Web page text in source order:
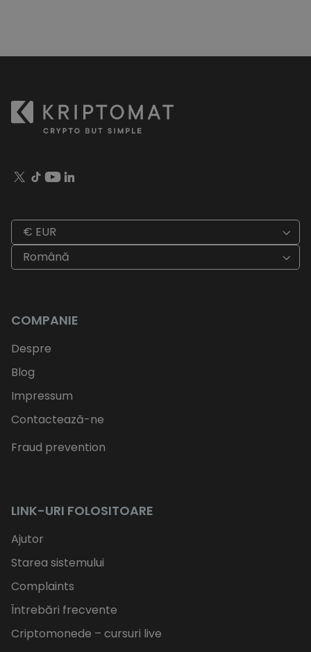
€ EUR
Română
COMPANIE
Despre
Blog
Impressum
Contactează-ne
Fraud prevention
LINK-URI FOLOSITOARE
Ajutor
Starea sistemului
Complaints
Întrebări frecvente
Criptomonede – cursuri live